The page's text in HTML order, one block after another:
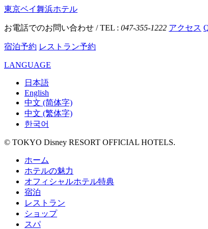
東京ベイ舞浜ホテル
お電話でのお問い合わせ / TEL : 047-355-1222 アクセス
宿泊予約 レストラン予約
LANGUAGE
日本語
English
中文 (简体字)
中文 (繁体字)
한국어
© TOKYO Disney RESORT OFFICIAL HOTELS.
ホーム
ホテルの魅力
オフィシャルホテル特典
宿泊
レストラン
ショップ
スパ